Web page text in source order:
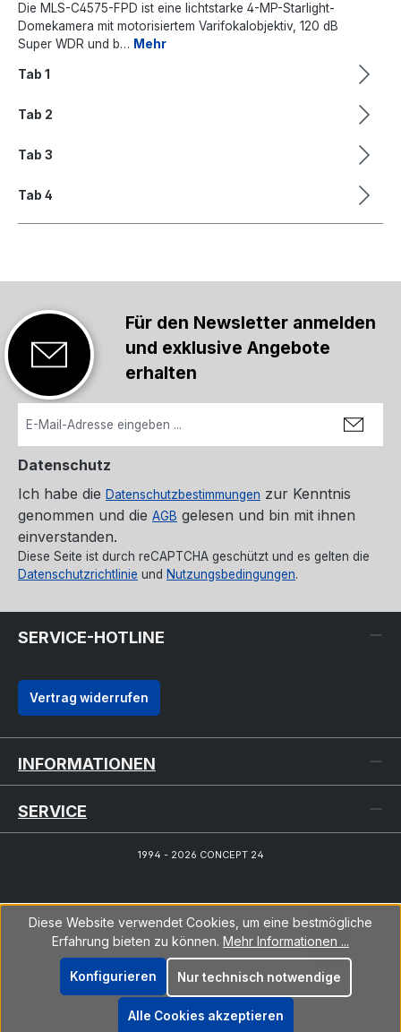
Die MLS-C4575-FPD ist eine lichtstarke 4-MP-Starlight-
Domekamera mit motorisiertem Varifokalobjektiv, 120 dB
Super WDR und b… Mehr
Tab 1
Tab 2
Tab 3
Tab 4
Für den Newsletter anmelden
und exklusive Angebote
erhalten
Datenschutz
Ich habe die Datenschutzbestimmungen zur Kenntnis
genommen und die AGB gelesen und bin mit ihnen
einverstanden.
Diese Seite ist durch reCAPTCHA geschützt und es gelten die
Datenschutzrichtlinie und Nutzungsbedingungen.
SERVICE-HOTLINE
Vertrag widerrufen
INFORMATIONEN
SERVICE
1994 - 2026 CONCEPT 24
Diese Website verwendet Cookies, um eine bestmögliche
Erfahrung bieten zu können. Mehr Informationen ...
Nur technisch notwendige
Konfigurieren
Alle Cookies akzeptieren